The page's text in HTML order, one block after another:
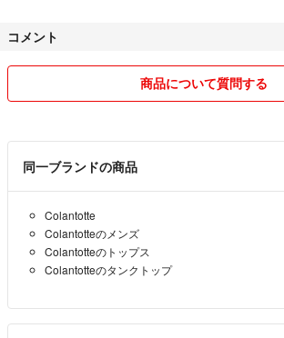
コメント
商品について質問する
同一ブランドの商品
Colantotte
Colantotteのメンズ
Colantotteのトップス
Colantotteのタンクトップ